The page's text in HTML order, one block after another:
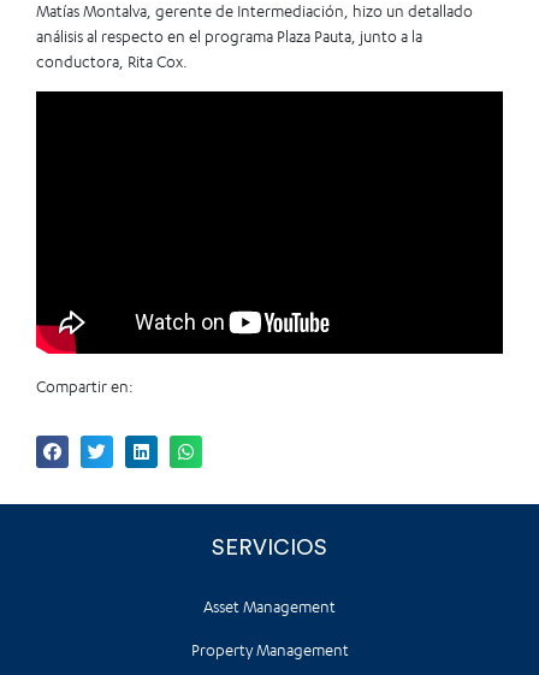
Matías Montalva, gerente de Intermediación, hizo un detallado
análisis al respecto en el programa Plaza Pauta, junto a la
conductora, Rita Cox.
Compartir en:
SERVICIOS
Asset Management
Property Management